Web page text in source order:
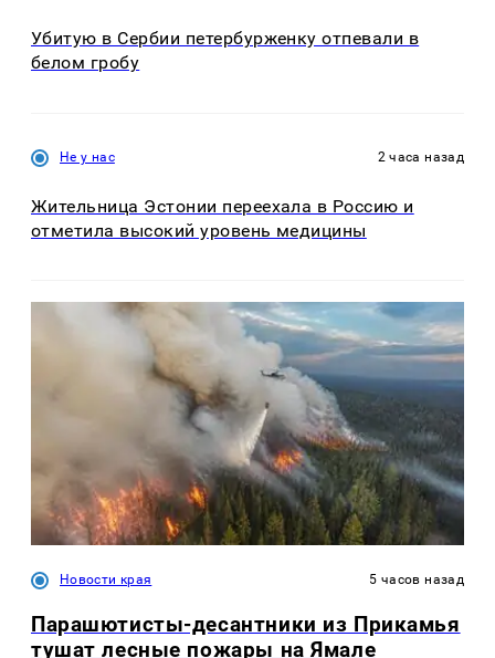
Убитую в Сербии петербурженку отпевали в
белом гробу
Не у нас 2 часа назад
Жительница Эстонии переехала в Россию и
отметила высокий уровень медицины
Новости края 5 часов назад
Парашютисты-десантники из Прикамья
тушат лесные пожары на Ямале